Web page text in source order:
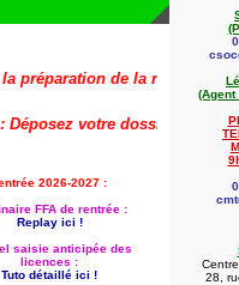
de la rentrée 2026-
votre dossier dès
2026-2027 :
FFA de rentrée :
Replay ici !
saisie anticipée des
licences :
Tuto détaillé ici !
(Agent
28,